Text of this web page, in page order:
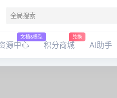
源中心
文档&模型
积分商城
兑换
AI助手